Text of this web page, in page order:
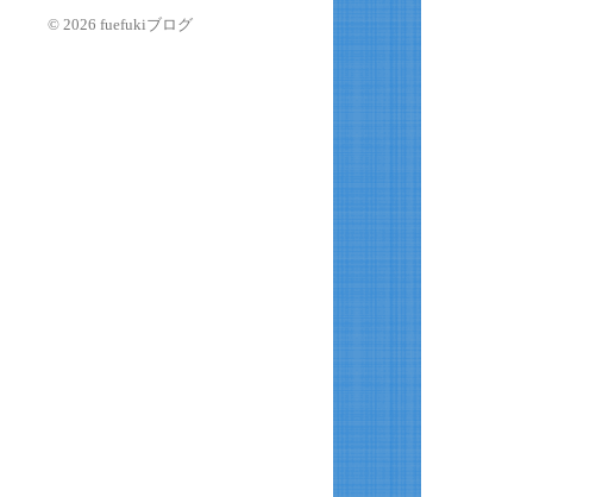
© 2026 fuefukiブログ